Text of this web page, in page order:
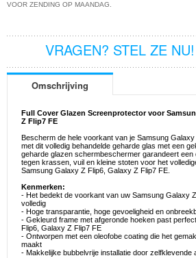
VOOR ZENDING OP MAANDAG.
VRAGEN? STEL ZE NU!
Omschrijving
Full Cover Glazen Screenprotector voor
Z Flip7 FE
Bescherm de hele voorkant van je Samsung
met dit volledig behandelde geharde glas met een
geharde glazen schermbeschermer garandeert een
tegen krassen, vuil en kleine stoten voor het
Samsung Galaxy Z Flip6, Galaxy Z Flip7 FE.
Kenmerken:
- Het bedekt de voorkant van uw Samsung Galaxy
volledig
- Hoge transparantie, hoge gevoeligheid en
- Gekleurd frame met afgeronde hoeken past
Flip6, Galaxy Z Flip7 FE
- Ontworpen met een oleofobe coating die het
maakt
- Makkelijke bubbelvrije installatie door zelfklevende